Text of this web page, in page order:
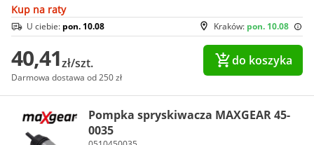
Kup na raty
Kraków: pon. 10.08
U ciebie: pon. 10.08
40,41zł/szt.
Darmowa dostawa od 250 zł
do koszyka
Pompka spryskiwacza MAXGEAR 45-
0035